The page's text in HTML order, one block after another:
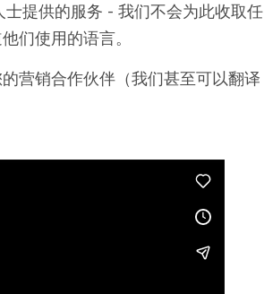
提供的服务 - 我们不会为此收取任
们使用的语言。
营销合作伙伴（我们甚至可以翻译